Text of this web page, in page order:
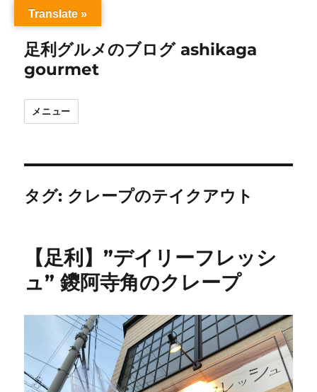
足利グルメのブログ ashikaga
gourmet
メニュー
タグ: クレープのテイクアウト
【足利】”デイリーフレッシ
ュ” 鑁阿寺角のクレープ
Translate »